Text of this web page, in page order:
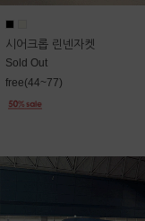
시어크롭 린넨자켓
Sold Out
free(44~77)